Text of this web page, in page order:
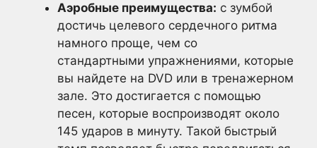
Аэробные преимущества: с зумбой
достичь целевого сердечного ритма
намного проще, чем со
стандартными упражнениями, которые
вы найдете на DVD или в тренажерном
зале. Это достигается с помощью
песен, которые воспроизводят около
145 ударов в минуту. Такой быстрый